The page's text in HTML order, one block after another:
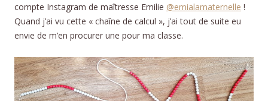
compte Instagram de maîtresse Emilie @emialamaternelle !
Quand j’ai vu cette « chaîne de calcul », j’ai tout de suite eu
envie de m’en procurer une pour ma classe.